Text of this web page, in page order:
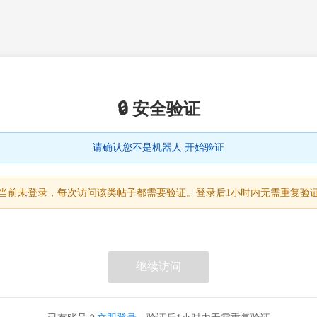
🔒 安全验证
请确认您不是机器人 开始验证
前未登录，每次访问该类帖子都需要验证。登录后1小时内无需重复验
继续访问